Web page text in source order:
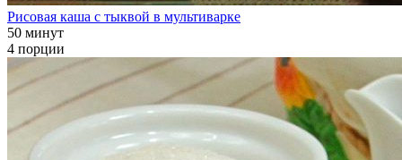
Рисовая каша с тыквой в мультиварке
50 минут
4 порции